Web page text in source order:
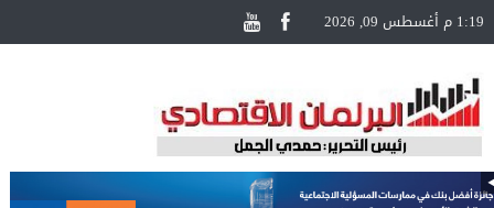
1:19 م أغسطس 09, 2026